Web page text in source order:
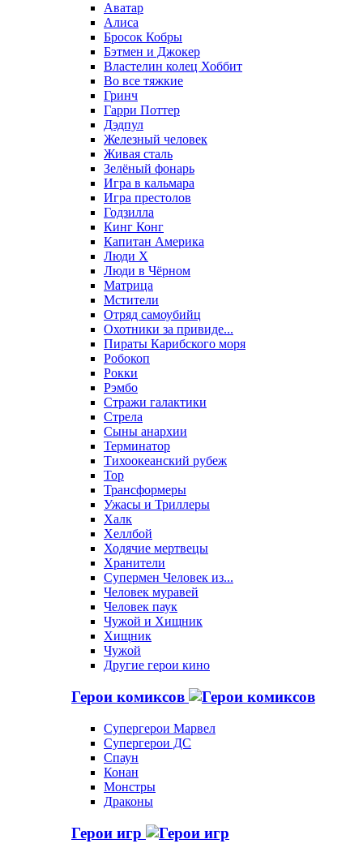
Аватар
Алиса
Бросок Кобры
Бэтмен и Джокер
Властелин колец Хоббит
Во все тяжкие
Гринч
Гарри Поттер
Дэдпул
Железный человек
Живая сталь
Зелёный фонарь
Игра в кальмара
Игра престолов
Годзилла
Кинг Конг
Капитан Америка
Люди X
Люди в Чёрном
Матрица
Мстители
Отряд самоубийц
Охотники за привиде...
Пираты Карибского моря
Робокоп
Рокки
Рэмбо
Стражи галактики
Стрела
Сыны анархии
Терминатор
Тихоокеанский рубеж
Тор
Трансформеры
Ужасы и Триллеры
Халк
Хеллбой
Ходячие мертвецы
Хранители
Супермен Человек из...
Человек муравей
Человек паук
Чужой и Хищник
Хищник
Чужой
Другие герои кино
Герои комиксов
Супергерои Марвел
Супергерои ДС
Спаун
Конан
Монстры
Драконы
Герои игр